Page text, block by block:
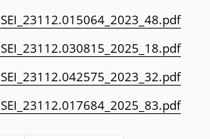
SEI_23112.015064_2023_48.pdf
SEI_23112.030815_2025_18.pdf
SEI_23112.042575_2023_32.pdf
SEI_23112.017684_2025_83.pdf